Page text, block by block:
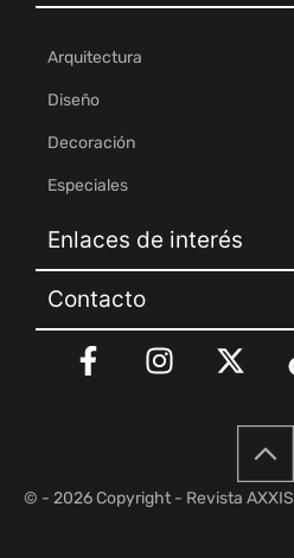
Arquitectura
Diseño
Decoración
Especiales
Enlaces de interés
Contacto
© - 2026 Copyright - Revista AXXIS